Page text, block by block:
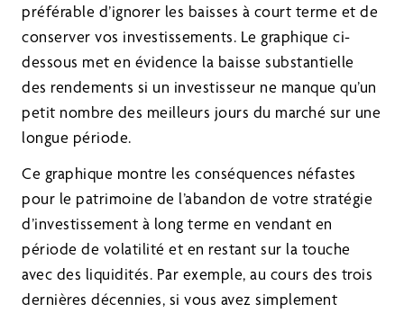
préférable d’ignorer les baisses à court terme et de
conserver vos investissements. Le graphique ci-
dessous met en évidence la baisse substantielle
des rendements si un investisseur ne manque qu’un
petit nombre des meilleurs jours du marché sur une
longue période.
Ce graphique montre les conséquences néfastes
pour le patrimoine de l’abandon de votre stratégie
d’investissement à long terme en vendant en
période de volatilité et en restant sur la touche
avec des liquidités. Par exemple, au cours des trois
dernières décennies, si vous avez simplement